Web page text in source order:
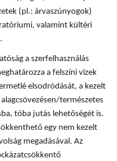
(pl.: árvaszúnyogok)
valamint kültéri
a szerfelhasználás
a felszíni vizek
elsodródását, a kezelt
természetes
tóba jutás lehetőségét is.
egy nem kezelt
megadásával. Az